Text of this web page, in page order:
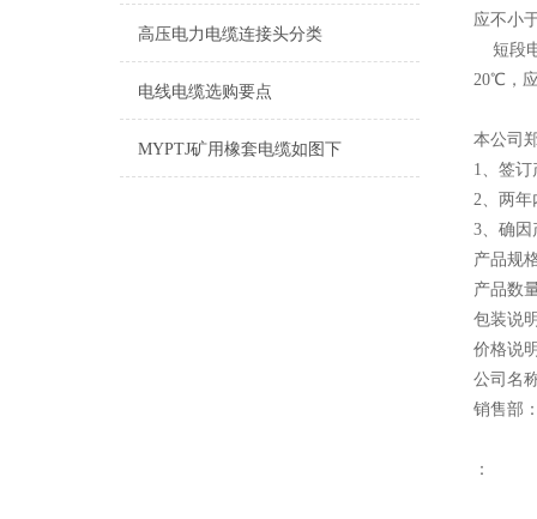
高压电力电缆连接头分类
电线电缆选购要点
MYPTJ矿用橡套电缆如图下
应不小
短段
20℃，
本公司
1、签
2、两年
3、确因
产品规
产品数
包装说
价格说
公司名
销售部
：